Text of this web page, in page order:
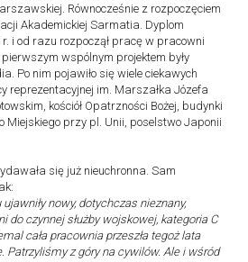
Równocześnie z rozpoczęciem
Akademickiej Sarmatia. Dyplom
i od razu rozpoczął pracę w pracowni
wspólnym projektem były
Po nim pojawiło się wiele ciekawych
reprezentacyjnej im. Marszałka Józefa
kościół Opatrzności Bożej, budynki
Miejskiego przy pl. Unii, poselstwo Japonii
się już nieuchronna. Sam
nowy, dotychczas nieznany,
do czynnej służby wojskowej, kategoria C
cała pracownia przeszła tegoż lata
Patrzyliśmy z góry na cywilów. Ale i wśród